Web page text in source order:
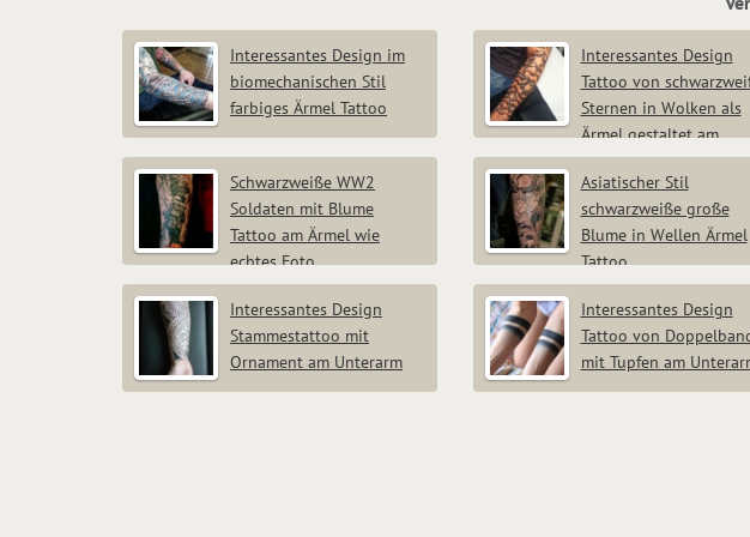
Interessantes Design im
biomechanischen Stil
farbiges Ärmel Tattoo
Interessantes Design
Tattoo von
Sternen in Wolken als
Ärmel gestaltet am
Unterarm
Schwarzweiße WW2
Soldaten mit Blume
Tattoo am Ärmel wie
echtes Foto
Asiatischer Stil
schwarzweiße große
Blume in Wellen Ärmel
Tattoo
Interessantes Design
Stammestattoo mit
Ornament am Unterarm
Interessantes Design
Tattoo von
mit Tupfen am